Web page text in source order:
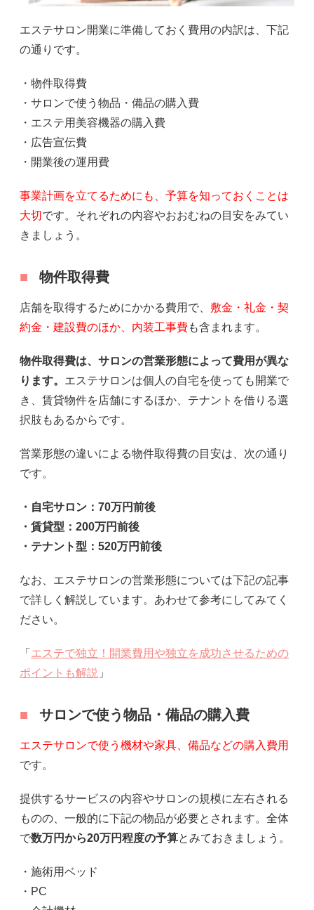
エステサロン開業に準備しておく費用の内訳は、下記
の通りです。
・物件取得費
・サロンで使う物品・備品の購入費
・エステ用美容機器の購入費
・広告宣伝費
・開業後の運用費
事業計画を立てるためにも、予算を知っておくことは
大切です。それぞれの内容やおおむねの目安をみてい
きましょう。
物件取得費
店舗を取得するためにかかる費用で、 敷金・礼金・契
約金・建設費のほか、内装工事費も含まれます。
物件取得費は、サロンの営業形態によって費用が異な
ります。 エステサロンは個人の自宅を使っても開業で
き、賃貸物件を店舗にするほか、テナントを借りる選
択肢もあるからです。
営業形態の違いによる物件取得費の目安は、次の通り
です。
・自宅サロン：70万円前後
・賃貸型：200万円前後
・テナント型：520万円前後
なお、エステサロンの営業形態については下記の記事
で詳しく解説しています。あわせて参考にしてみてく
ださい。
「 エステで独立！開業費用や独立を成功させるための
ポイントも解説 」
サロンで使う物品・備品の購入費
エステサロンで使う機材や家具、備品などの購入費用
です。
提供するサービスの内容やサロンの規模に左右される
ものの、一般的に下記の物品が必要とされます。全体
で数万円から20万円程度の予算とみておきましょう。
・施術用ベッド
・PC